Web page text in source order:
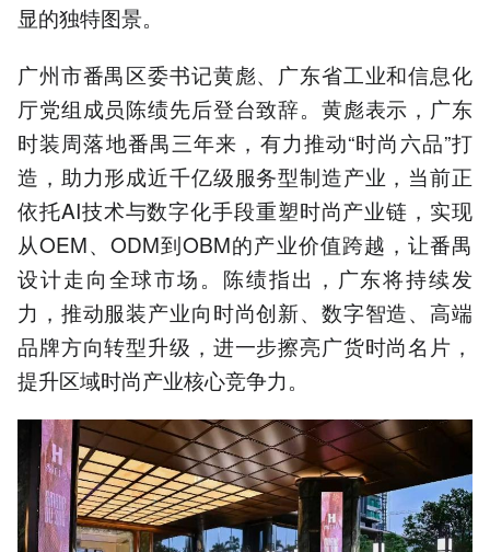
显的独特图景。
广州市番禺区委书记黄彪、广东省工业和信息化
厅党组成员陈绩先后登台致辞。黄彪表示，广东
时装周落地番禺三年来，有力推动“时尚六品”打
造，助力形成近千亿级服务型制造产业，当前正
依托AI技术与数字化手段重塑时尚产业链，实现
从OEM、ODM到OBM的产业价值跨越，让番禺
设计走向全球市场。陈绩指出，广东将持续发
力，推动服装产业向时尚创新、数字智造、高端
品牌方向转型升级，进一步擦亮广货时尚名片，
提升区域时尚产业核心竞争力。